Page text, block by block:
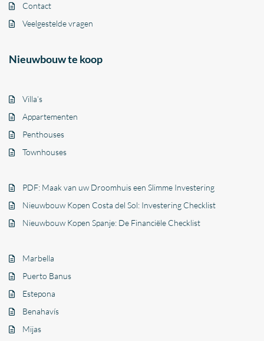
Contact
Veelgestelde vragen
Nieuwbouw te koop
Villa’s
Appartementen
Penthouses
Townhouses
PDF: Maak van uw Droomhuis een Slimme Investering
Nieuwbouw Kopen Costa del Sol: Investering Checklist
Nieuwbouw Kopen Spanje: De Financiële Checklist
Marbella
Puerto Banus
Estepona
Benahavís
Mijas